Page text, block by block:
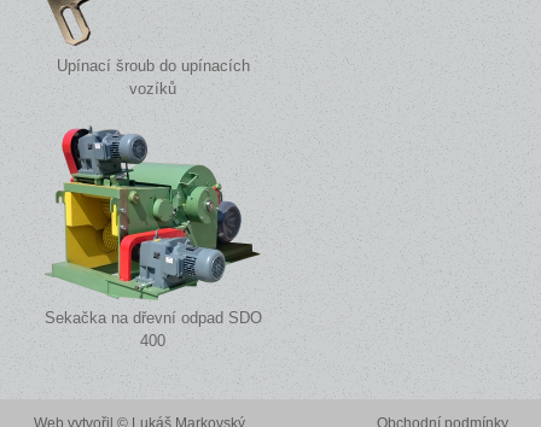
Upínací šroub do upínacích
vozíků
Sekačka na dřevní odpad SDO
400
Web vytvořil © Lukáš Markovský Obchodní podmínky